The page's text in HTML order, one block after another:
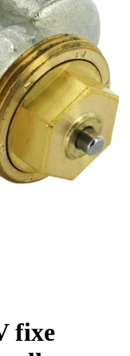
fixe